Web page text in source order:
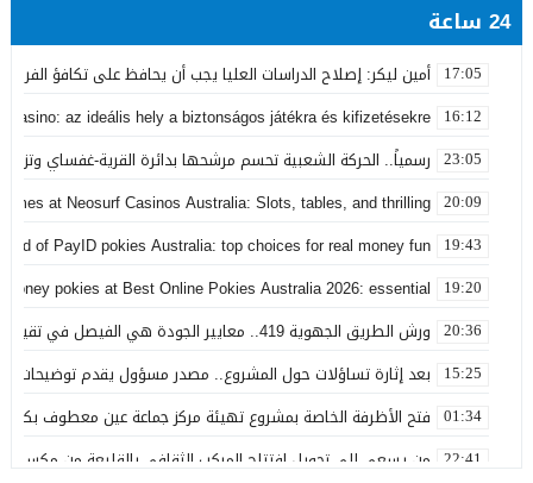
24 ساعة
17:05 أمين ليكر: إصلاح الدراسات العليا يجب أن يحافظ على تكافؤ الفرص
16:12
Casino: az ideális hely a biztonságos játékra és kifizetésekre
23:05 رسمياً.. الحركة الشعبية تحسم مرشحها بدائرة القرية-غفساي
20:09
at Neosurf Casinos Australia: Slots, tables, and thrilling
19:43
of PayID pokies Australia: top choices for real money fun
19:20
pokies at Best Online Pokies Australia 2026: essential
20:36 ورش الطريق الجهوية 419.. معايير الجودة هي الفيصل في تقييم مشاريع البنية التحتية
15:25 بعد إثارة تساؤلات حول المشروع.. مصدر مسؤول يقدم توضيحات
01:34 فتح الأظرفة الخاصة بمشروع تهيئة مركز جماعة عين معطوف بكلفة تناهز 22.86
22:41 من يسعى إلى تحويل افتتاح المركب الثقافي بالقليعة من مكسب